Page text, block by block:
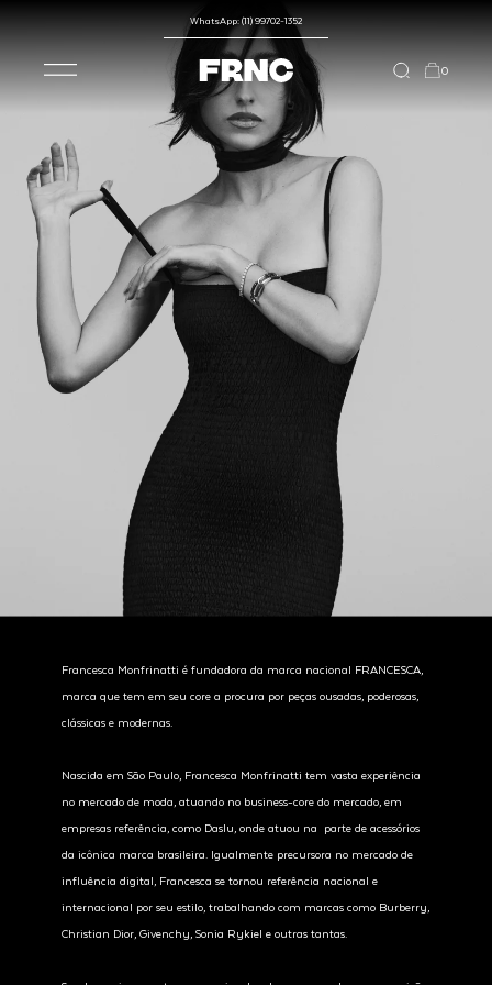
WhatsApp: (11) 99702-1352
0
Francesca Monfrinatti é fundadora da marca nacional FRANCESCA,
marca que tem em seu core a procura por peças ousadas, poderosas,
clássicas e modernas.
Nascida em São Paulo, Francesca Monfrinatti tem vasta experiência
no mercado de moda, atuando no business-core do mercado, em
empresas referência, como Daslu, onde atuou na parte de acessórios
da icônica marca brasileira. Igualmente precursora no mercado de
influência digital, Francesca se tornou referência nacional e
internacional por seu estilo, trabalhando com marcas como Burberry,
Christian Dior, Givenchy, Sonia Rykiel e outras tantas.